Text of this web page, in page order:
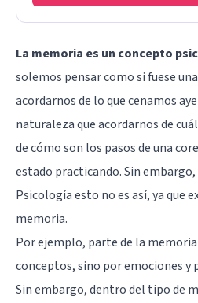
La memoria es un concepto
solemos pensar como si fuese
acordarnos de lo que cenamos
naturaleza que acordarnos de
de cómo son los pasos de una
estado practicando. Sin
Psicología esto no es así, ya que
memoria.
Por ejemplo, parte de la
conceptos, sino por emociones
Sin embargo, dentro del tipo de